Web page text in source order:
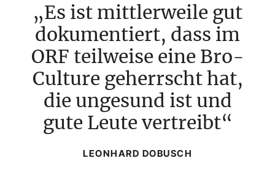
Es ist mittlerweile gut
dokumentiert, dass im
ORF ­teilweise eine Bro-
Culture geherrscht hat,
die ungesund ist und
gute Leute vertreibt
LEONHARD DOBUSCH